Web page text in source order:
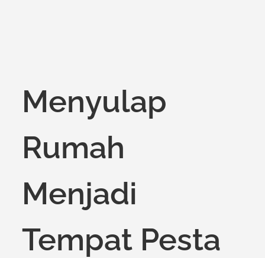
Menyulap
Rumah
Menjadi
Tempat Pesta